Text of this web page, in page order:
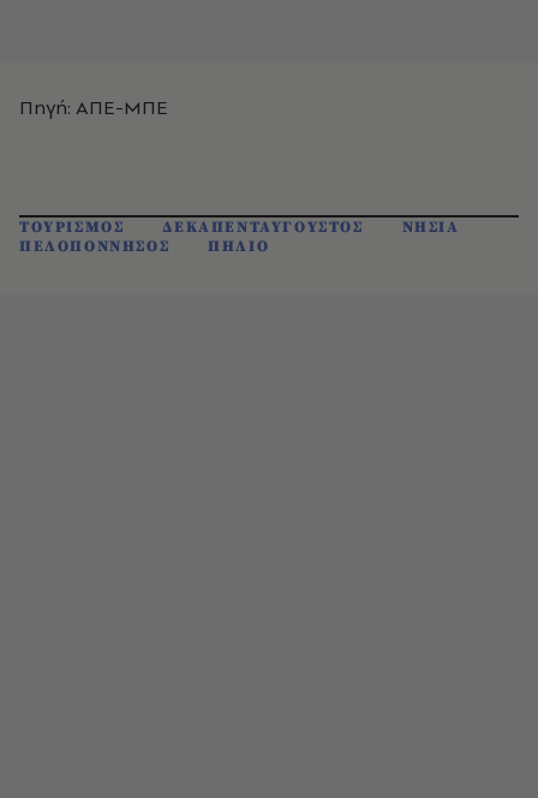
Πηγή: ΑΠΕ-ΜΠΕ
ΤΟΥΡΙΣΜΟΣ ΔΕΚΑΠΕΝΤΑΥΓΟΥΣΤΟΣ
ΝΗΣΙΑ
ΠΕΛΟΠΟΝΝΗΣΟΣ
ΠΗΛΙΟ